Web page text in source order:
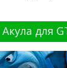
для